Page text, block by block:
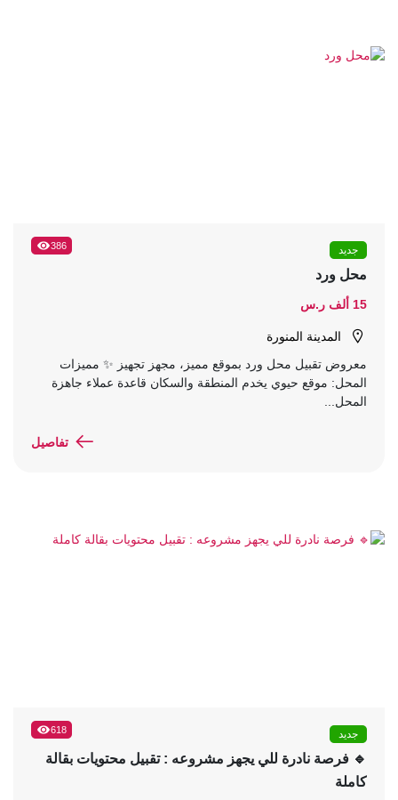
386 جديد
محل ورد
15 ألف ر.س
المدينة المنورة
معروض تقبيل محل ورد بموقع مميز، مجهز تجهيز ✨ مميزات
المحل: موقع حيوي يخدم المنطقة والسكان قاعدة عملاء جاهزة
المحل...
تفاصيل
618 جديد
🔹 فرصة نادرة للي يجهز مشروعه : تقبيل محتويات بقالة
كاملة